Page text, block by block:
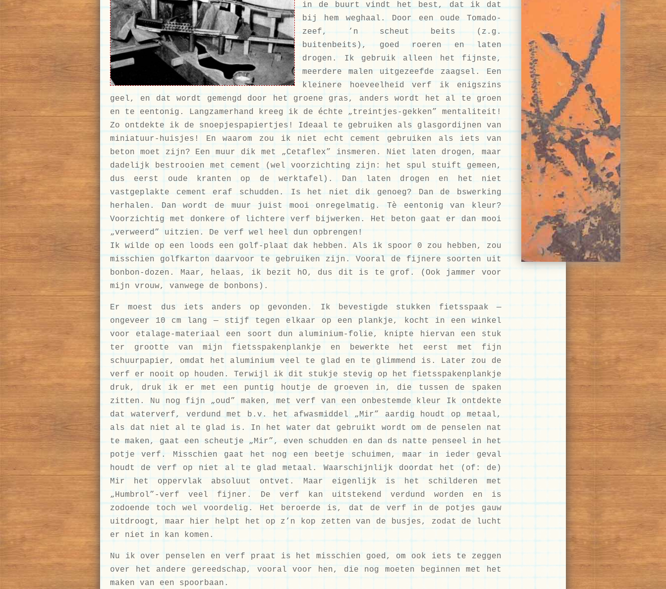
in de buurt vindt het best, dat ik dat
bij hem weghaal. Door een oude Tomado-
zeef, ’n scheut beits (z.g.
buitenbeits), goed roeren en laten
drogen. Ik gebruik alleen het fijnste,
meerdere malen uitgezeefde zaagsel. Een
kleinere hoeveelheid verf ik enigszins
geel, en dat wordt gemengd door het groene gras, anders wordt het al te groen
en te eentonig. Langzamerhand kreeg ik de échte „treintjes-gekken” mentaliteit!
Zo ontdekte ik de snoepjespapiertjes! Ideaal te gebruiken als glasgordijnen van
miniatuur-huisjes! En waarom zou ik niet echt cement gebruiken als iets van
beton moet zijn? Een muur dik met „Cetaflex” insmeren. Niet laten drogen, maar
dadelijk bestrooien met cement (wel voorzichting zijn: het spul stuift gemeen,
dus eerst oude kranten op de werktafel). Dan laten drogen en het niet
vastgeplakte cement eraf schudden. Is het niet dik genoeg? Dan de bswerking
herhalen. Dan wordt de muur juist mooi onregelmatig. Tè eentonig van kleur?
Voorzichtig met donkere of lichtere verf bijwerken. Het beton gaat er dan mooi
„verweerd” uitzien. De verf wel heel dun opbrengen!
Ik wilde op een loods een golf-plaat dak hebben. Als ik spoor 0 zou hebben, zou
misschien golfkarton daarvoor te gebruiken zijn. Vooral de fijnere soorten uit
bonbon-dozen. Maar, helaas, ik bezit hO, dus dit is te grof. (Ook jammer voor
mijn vrouw, vanwege de bonbons).
Er moest dus iets anders op gevonden. Ik bevestigde stukken fietsspaak —
ongeveer 10 cm lang — stijf tegen elkaar op een plankje, kocht in een winkel
voor etalage-materiaal een soort dun aluminium-folie, knipte hiervan een stuk
ter grootte van mijn fietsspakenplankje en bewerkte het eerst met fijn
schuurpapier, omdat het aluminium veel te glad en te glimmend is. Later zou de
verf er nooit op houden. Terwijl ik dit stukje stevig op het fietsspakenplankje
druk, druk ik er met een puntig houtje de groeven in, die tussen de spaken
zitten. Nu nog fijn „oud” maken, met verf van een onbestemde kleur Ik ontdekte
dat waterverf, verdund met b.v. het afwasmiddel „Mir” aardig houdt op metaal,
als dat niet al te glad is. In het water dat gebruikt wordt om de penselen nat
te maken, gaat een scheutje „Mir”, even schudden en dan ds natte penseel in het
potje verf. Misschien gaat het nog een beetje schuimen, maar in ieder geval
houdt de verf op niet al te glad metaal. Waarschijnlijk doordat het (of: de)
Mir het oppervlak absoluut ontvet. Maar eigenlijk is het schilderen met
„Humbrol”-verf veel fijner. De verf kan uitstekend verdund worden en is
zodoende toch wel voordelig. Het beroerde is, dat de verf in de potjes gauw
uitdroogt, maar hier helpt het op z’n kop zetten van de busjes, zodat de lucht
er niet in kan komen.
Nu ik over penselen en verf praat is het misschien goed, om ook iets te zeggen
over het andere gereedschap, vooral voor hen, die nog moeten beginnen met het
maken van een spoorbaan.